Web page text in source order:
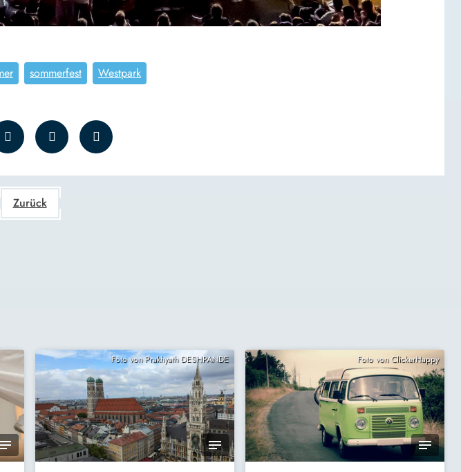
sommerfest Westpark
Zurück
Foto von Prakhyath DESHPANDE Foto von ClickerHappy